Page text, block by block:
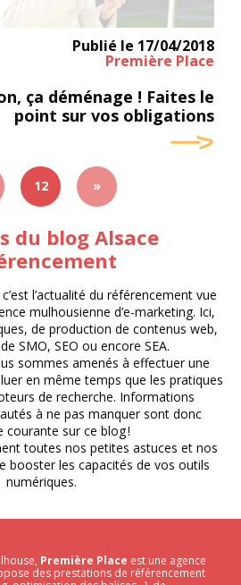
Publié le 17/04/2018
Première Place
ça déménage ! Faites le
point sur vos obligations
12 »
du blog Alsace
l’actualité du référencement vue
mulhousienne d’e-marketing. Ici,
de production de contenus web,
SMO, SEO ou encore SEA.
sommes amenés à effectuer une
en même temps que les pratiques
de recherche. Informations
à ne pas manquer sont donc
courante sur ce blog !
toutes nos petites astuces et nos
booster les capacités de vos outils
numériques.
Première Place est une agence
des prestations de référencement